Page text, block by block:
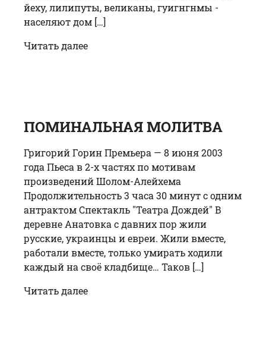
йеху, лилипуты, великаны, гуигнгнмы -
населяют дом […]
Читать далее
ПОМИНАЛЬНАЯ МОЛИТВА
Григорий Горин Премьера — 8 июня 2003
года Пьеса в 2-х частях по мотивам
произведений Шолом-Алейхема
Продолжительность 3 часа 30 минут с одним
антрактом Спектакль "Театра Дождей" В
деревне Анатовка с давних пор жили
русские, украинцы и евреи. Жили вместе,
работали вместе, только умирать ходили
каждый на своё кладбище… Таков […]
Читать далее